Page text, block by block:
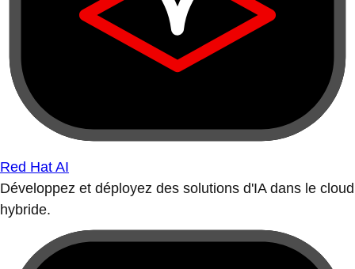
Red Hat AI
Développez et déployez des solutions d'IA dans le cloud
hybride.